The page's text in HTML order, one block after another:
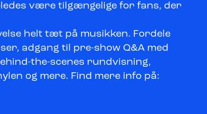
være tilgængelige for fans, der
helt tæt på musikken. Fordele
adgang til pre-show Q&A med
the-scenes rundvisning,
og mere. Find mere info på: